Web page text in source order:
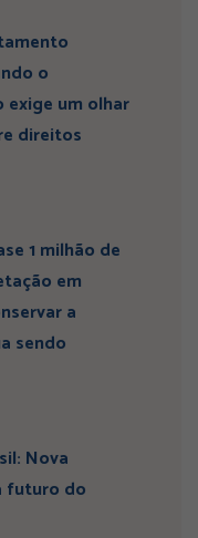
o
exige um olhar
direitos
1 milhão de
em
a
sendo
Nova
futuro do